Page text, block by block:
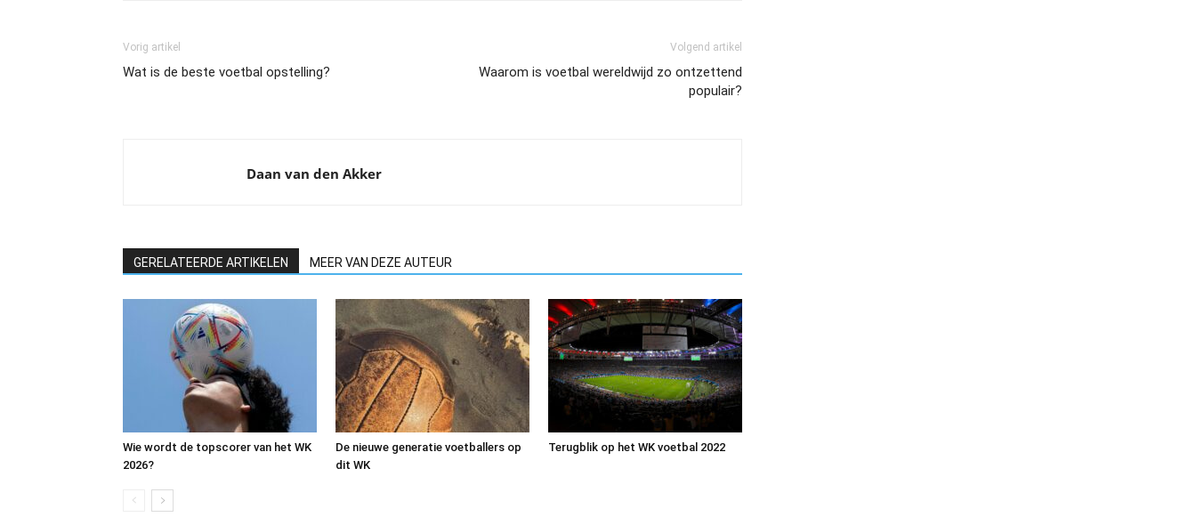
Vorig artikel
Wat is de beste voetbal opstelling?
Volgend artikel
Waarom is voetbal wereldwijd zo ontzettend
populair?
Daan van den Akker
GERELATEERDE ARTIKELEN MEER VAN DEZE AUTEUR
Wie wordt de topscorer van het WK
2026?
De nieuwe generatie voetballers op
dit WK
Terugblik op het WK voetbal 2022